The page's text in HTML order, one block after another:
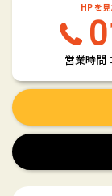
HP を
営業時間